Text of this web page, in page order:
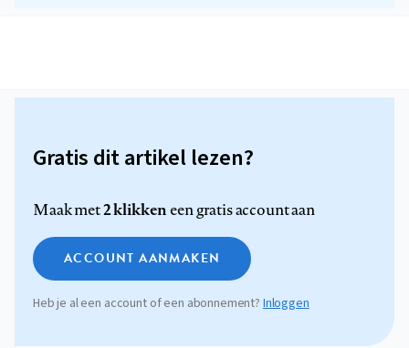
Gratis dit artikel lezen?
Maak met2 klikkeneen gratis account aan
ACCOUNT AANMAKEN
Heb je al een account of een abonnement? Inloggen